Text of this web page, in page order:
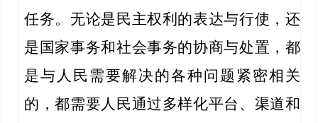
任务。无论是民主权利的表达与行使，还
是国家事务和社会事务的协商与处置，都
是与人民需要解决的各种问题紧密相关
的，都需要人民通过多样化平台、渠道和